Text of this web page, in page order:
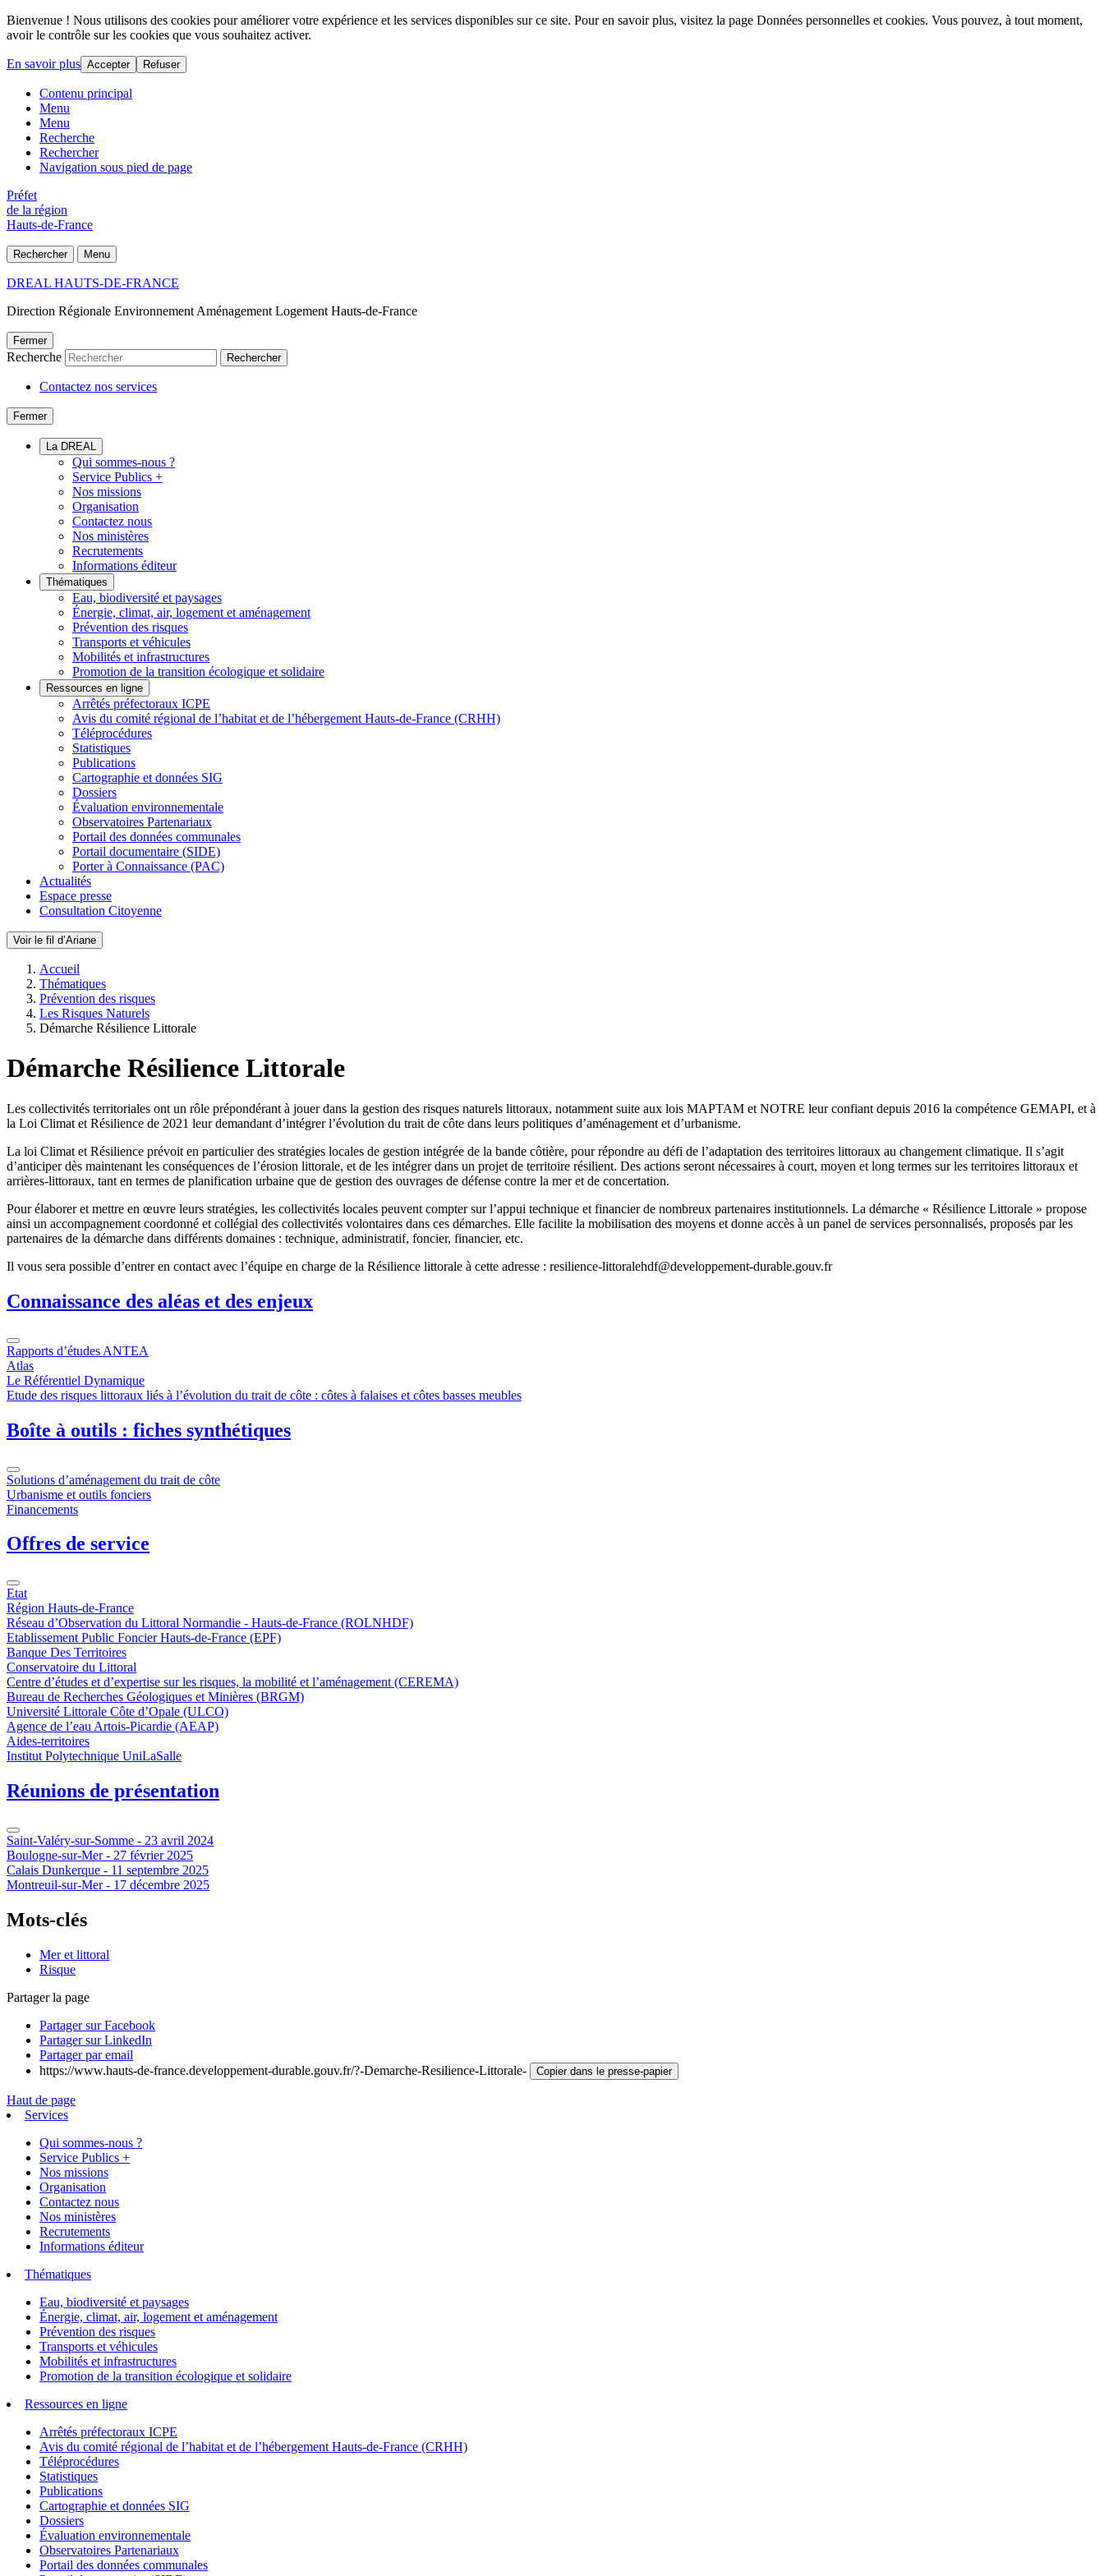
Bienvenue ! Nous utilisons des cookies pour améliorer votre expérience et les services disponibles sur ce site. Pour en savoir plus, visitez la page Données personnelles et cookies. Vous pouvez, à tout moment,
avoir le contrôle sur les cookies que vous souhaitez activer.
En savoir plus Accepter Refuser
Contenu principal
Menu
Menu
Recherche
Rechercher
Navigation sous pied de page
Préfet
de la région
Hauts-de-France
Rechercher Menu
DREAL HAUTS-DE-FRANCE
Direction Régionale Environnement Aménagement Logement Hauts-de-France
Fermer
Recherche Rechercher
Contactez nos services
Fermer
La DREAL
Qui sommes-nous ?
Service Publics +
Nos missions
Organisation
Contactez nous
Nos ministères
Recrutements
Informations éditeur
Thématiques
Eau, biodiversité et paysages
Énergie, climat, air, logement et aménagement
Prévention des risques
Transports et véhicules
Mobilités et infrastructures
Promotion de la transition écologique et solidaire
Ressources en ligne
Arrêtés préfectoraux ICPE
Avis du comité régional de l’habitat et de l’hébergement Hauts-de-France (CRHH)
Téléprocédures
Statistiques
Publications
Cartographie et données SIG
Dossiers
Évaluation environnementale
Observatoires Partenariaux
Portail des données communales
Portail documentaire (SIDE)
Porter à Connaissance (PAC)
Actualités
Espace presse
Consultation Citoyenne
Voir le fil d’Ariane
Accueil
Thématiques
Prévention des risques
Les Risques Naturels
Démarche Résilience Littorale
Démarche Résilience Littorale
Les collectivités territoriales ont un rôle prépondérant à jouer dans la gestion des risques naturels littoraux, notamment suite aux lois MAPTAM et NOTRE leur confiant depuis 2016 la compétence GEMAPI, et à
la Loi Climat et Résilience de 2021 leur demandant d’intégrer l’évolution du trait de côte dans leurs politiques d’aménagement et d’urbanisme.
La loi Climat et Résilience prévoit en particulier des stratégies locales de gestion intégrée de la bande côtière, pour répondre au défi de l’adaptation des territoires littoraux au changement climatique. Il s’agit
d’anticiper dès maintenant les conséquences de l’érosion littorale, et de les intégrer dans un projet de territoire résilient. Des actions seront nécessaires à court, moyen et long termes sur les territoires littoraux et
arrières-littoraux, tant en termes de planification urbaine que de gestion des ouvrages de défense contre la mer et de concertation.
Pour élaborer et mettre en œuvre leurs stratégies, les collectivités locales peuvent compter sur l’appui technique et financier de nombreux partenaires institutionnels. La démarche « Résilience Littorale » propose
ainsi un accompagnement coordonné et collégial des collectivités volontaires dans ces démarches. Elle facilite la mobilisation des moyens et donne accès à un panel de services personnalisés, proposés par les
partenaires de la démarche dans différents domaines : technique, administratif, foncier, financier, etc.
Il vous sera possible d’entrer en contact avec l’équipe en charge de la Résilience littorale à cette adresse : resilience-littoralehdf@developpement-durable.gouv.fr
Connaissance des aléas et des enjeux
Rapports d’études ANTEA
Atlas
Le Référentiel Dynamique
Etude des risques littoraux liés à l’évolution du trait de côte : côtes à falaises et côtes basses meubles
Boîte à outils : fiches synthétiques
Solutions d’aménagement du trait de côte
Urbanisme et outils fonciers
Financements
Offres de service
Etat
Région Hauts-de-France
Réseau d’Observation du Littoral Normandie - Hauts-de-France (ROLNHDF)
Etablissement Public Foncier Hauts-de-France (EPF)
Banque Des Territoires
Conservatoire du Littoral
Centre d’études et d’expertise sur les risques, la mobilité et l’aménagement (CEREMA)
Bureau de Recherches Géologiques et Minières (BRGM)
Université Littorale Côte d’Opale (ULCO)
Agence de l’eau Artois-Picardie (AEAP)
Aides-territoires
Institut Polytechnique UniLaSalle
Réunions de présentation
Saint-Valéry-sur-Somme - 23 avril 2024
Boulogne-sur-Mer - 27 février 2025
Calais Dunkerque - 11 septembre 2025
Montreuil-sur-Mer - 17 décembre 2025
Mots-clés
Mer et littoral
Risque
Partager la page
Partager sur Facebook
Partager sur LinkedIn
Partager par email
https://www.hauts-de-france.developpement-durable.gouv.fr/?-Demarche-Resilience-Littorale-
Copier dans le presse-papier
Haut de page
Services
Qui sommes-nous ?
Service Publics +
Nos missions
Organisation
Contactez nous
Nos ministères
Recrutements
Informations éditeur
Thématiques
Eau, biodiversité et paysages
Énergie, climat, air, logement et aménagement
Prévention des risques
Transports et véhicules
Mobilités et infrastructures
Promotion de la transition écologique et solidaire
Ressources en ligne
Arrêtés préfectoraux ICPE
Avis du comité régional de l’habitat et de l’hébergement Hauts-de-France (CRHH)
Téléprocédures
Statistiques
Publications
Cartographie et données SIG
Dossiers
Évaluation environnementale
Observatoires Partenariaux
Portail des données communales